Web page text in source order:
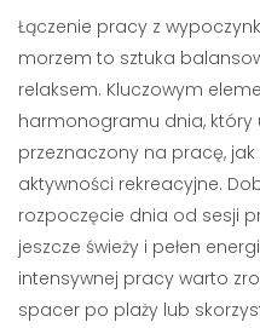
Łączenie pracy z
morzem to sztuka
relaksem. Kluczowym
harmonogramu dnia, który
przeznaczony na pracę,
aktywności rekreacyjne.
rozpoczęcie dnia od sesji
jeszcze świeży i pełen
intensywnej pracy warto
spacer po plaży lub